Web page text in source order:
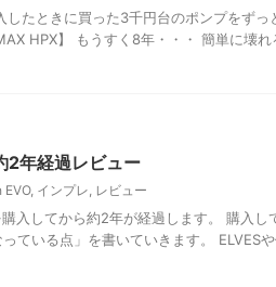
ときに買った3千円台のポンプをずっ
HPX】 もうすく8年・・・ 簡単に壊れ
2年経過レビュー
EVO, インプレ, レビュー
してから約2年が経過します。 購入し
ている点」を書いていきます。 ELVES